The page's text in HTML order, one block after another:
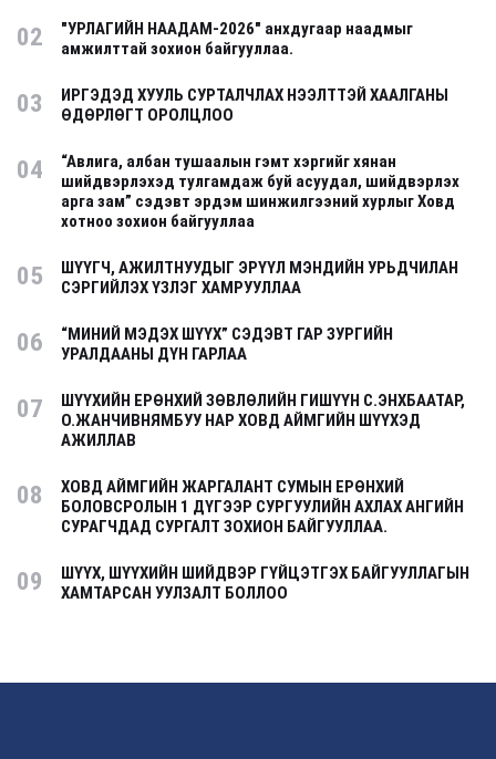
02
"УРЛАГИЙН НААДАМ-2026" анхдугаар наадмыг
амжилттай зохион байгууллаа.
03
ИРГЭДЭД ХУУЛЬ СУРТАЛЧЛАХ НЭЭЛТТЭЙ ХААЛГАНЫ
ӨДӨРЛӨГТ ОРОЛЦЛОО
04
“Авлига, албан тушаалын гэмт хэргийг хянан
шийдвэрлэхэд тулгамдаж буй асуудал, шийдвэрлэх
арга зам” сэдэвт эрдэм шинжилгээний хурлыг Ховд
хотноо зохион байгууллаа
05
ШҮҮГЧ, АЖИЛТНУУДЫГ ЭРҮҮЛ МЭНДИЙН УРЬДЧИЛАН
СЭРГИЙЛЭХ ҮЗЛЭГ ХАМРУУЛЛАА
06
“МИНИЙ МЭДЭХ ШҮҮХ” СЭДЭВТ ГАР ЗУРГИЙН
УРАЛДААНЫ ДҮН ГАРЛАА
07
ШҮҮХИЙН ЕРӨНХИЙ ЗӨВЛӨЛИЙН ГИШҮҮН С.ЭНХБААТАР,
О.ЖАНЧИВНЯМБУУ НАР ХОВД АЙМГИЙН ШҮҮХЭД
АЖИЛЛАВ
08
ХОВД АЙМГИЙН ЖАРГАЛАНТ СУМЫН ЕРӨНХИЙ
БОЛОВСРОЛЫН 1 ДҮГЭЭР СУРГУУЛИЙН АХЛАХ АНГИЙН
СУРАГЧДАД СУРГАЛТ ЗОХИОН БАЙГУУЛЛАА.
09
ШҮҮХ, ШҮҮХИЙН ШИЙДВЭР ГҮЙЦЭТГЭХ БАЙГУУЛЛАГЫН
ХАМТАРСАН УУЛЗАЛТ БОЛЛОО